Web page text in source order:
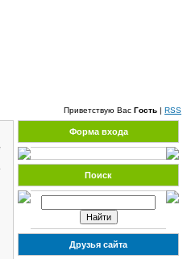
Приветствую Вас Гость | RSS
Форма входа
Поиск
Друзья сайта